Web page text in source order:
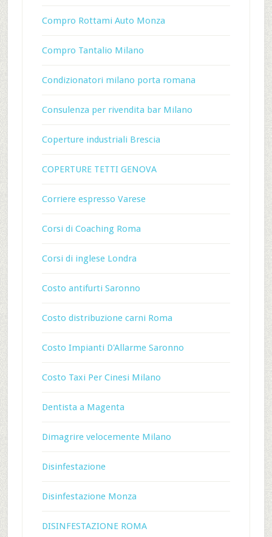
Compro Rottami Auto Monza
Compro Tantalio Milano
Condizionatori milano porta romana
Consulenza per rivendita bar Milano
Coperture industriali Brescia
COPERTURE TETTI GENOVA
Corriere espresso Varese
Corsi di Coaching Roma
Corsi di inglese Londra
Costo antifurti Saronno
Costo distribuzione carni Roma
Costo Impianti D'Allarme Saronno
Costo Taxi Per Cinesi Milano
Dentista a Magenta
Dimagrire velocemente Milano
Disinfestazione
Disinfestazione Monza
DISINFESTAZIONE ROMA